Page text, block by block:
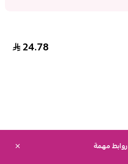
24.78
روابط مهمة